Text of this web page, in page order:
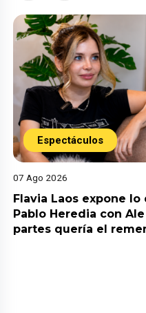
Espectáculos
07 Ago 2026
Flavia Laos expone
Pablo Heredia con
partes quería el